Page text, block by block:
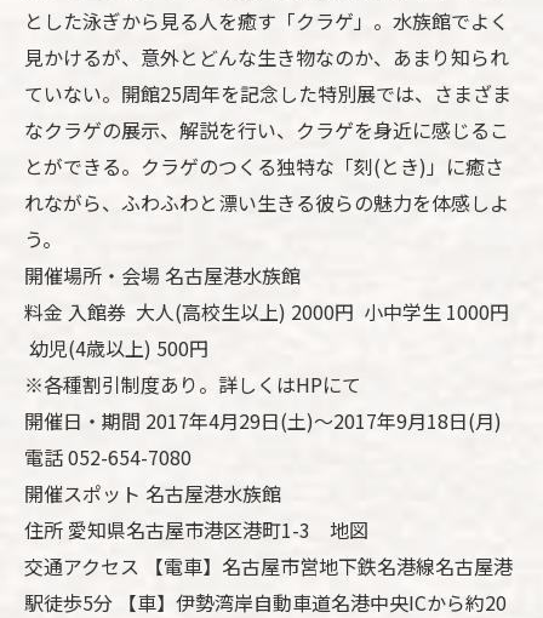
とした泳ぎから見る人を癒す「クラゲ」。水族館でよく
見かけるが、意外とどんな生き物なのか、あまり知られ
ていない。開館25周年を記念した特別展では、さまざま
なクラゲの展示、解説を行い、クラゲを身近に感じるこ
とができる。クラゲのつくる独特な「刻(とき)」に癒さ
れながら、ふわふわと漂い生きる彼らの魅力を体感しよ
う。
開催場所・会場 名古屋港水族館
料金 入館券 大人(高校生以上) 2000円 小中学生 1000円
幼児(4歳以上) 500円
※各種割引制度あり。詳しくはHPにて
開催日・期間 2017年4月29日(土)～2017年9月18日(月)
電話 052-654-7080
開催スポット 名古屋港水族館
住所 愛知県名古屋市港区港町1-3 地図
交通アクセス 【電車】名古屋市営地下鉄名港線名古屋港
駅徒歩5分 【車】伊勢湾岸自動車道名港中央ICから約20